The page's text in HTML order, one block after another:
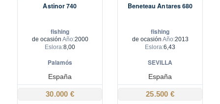
Astinor 740
fishing
de ocasión Año:2000
Eslora:8,00
Palamós
España
30.000 €
Beneteau Antares 680
fishing
de ocasión Año:2013
Eslora:6,43
SEVILLA
España
25.500 €